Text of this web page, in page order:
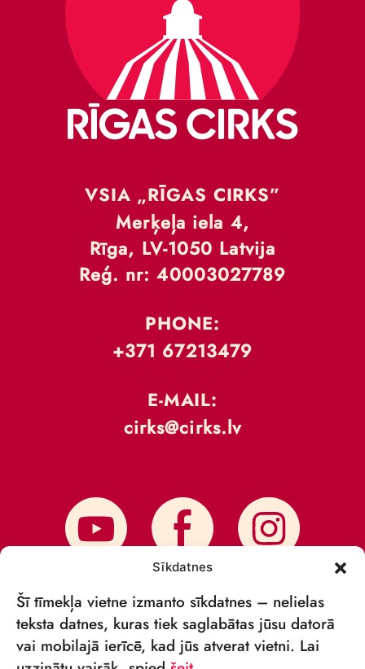
Sīkdatnes
Šī tīmekļa vietne izmanto sīkdatnes – nelielas
teksta datnes, kuras tiek saglabātas jūsu datorā
vai mobilajā ierīcē, kad jūs atverat vietni. Lai
VSIA „RĪGAS CIRKS”
Merķeļa iela 4,
Rīga, LV-1050 Latvija
Reģ. nr: 40003027789
PHONE:
+371 67213479
E-MAIL:
cirks@cirks.lv
SUBSCRIBE TO NEWS